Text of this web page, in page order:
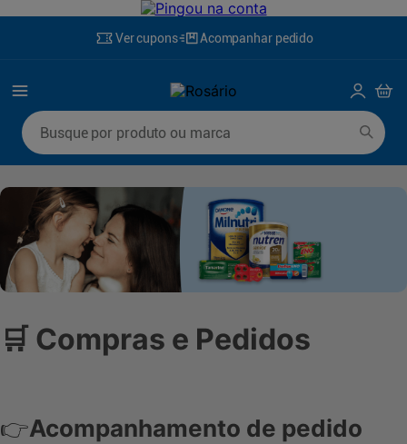
Ver cupons Acompanhar pedido
Busque por produto ou marca
🛒 Compras e Pedidos
👉Acompanhamento de pedido
Termos mais buscados
2º
protetor solar
3
la roche posay
º
fralda
fralda xg
rosuvastatina 20mg
º
fralda g